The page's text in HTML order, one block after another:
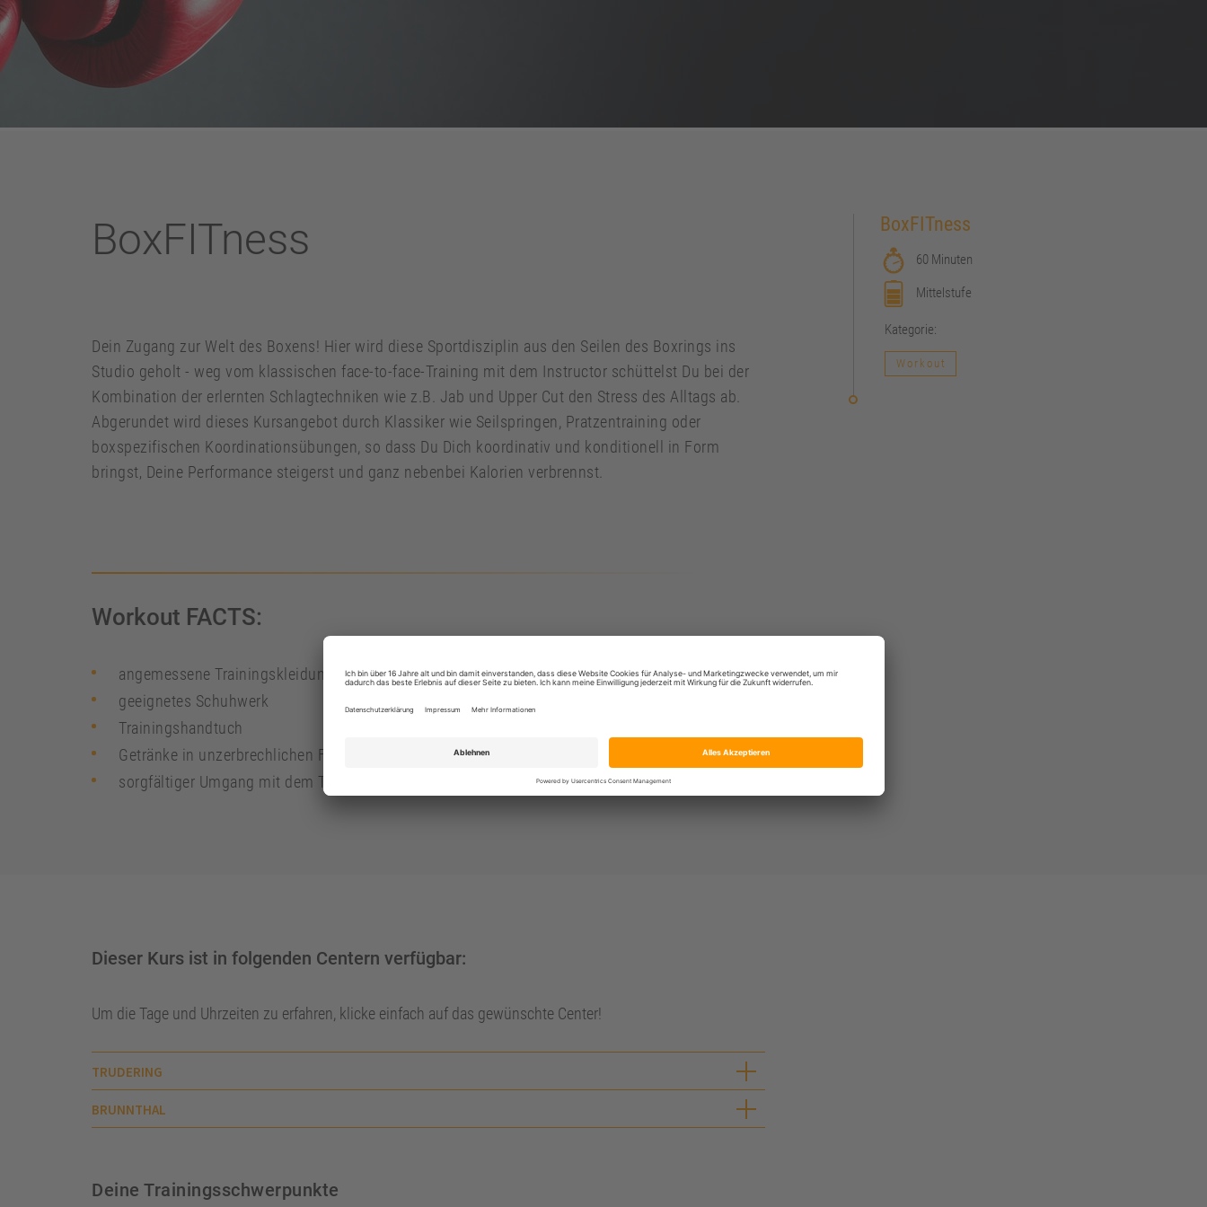
BoxFITness
Dein Zugang zur Welt des Boxens! Hier wird diese Sportdisziplin aus den Seilen des Boxrings ins
Studio geholt - weg vom klassischen face-to-face-Training mit dem Instructor schüttelst Du bei der
Kombination der erlernten Schlagtechniken wie z.B. Jab und Upper Cut den Stress des Alltags ab.
Abgerundet wird dieses Kursangebot durch Klassiker wie Seilspringen, Pratzentraining oder
boxspezifischen Koordinationsübungen, so dass Du Dich koordinativ und konditionell in Form
bringst‚ Deine Performance steigerst und ganz nebenbei Kalorien verbrennst.
Workout FACTS:
angemessene Trainingskleidung
geeignetes Schuhwerk
Trainingshandtuch
Getränke in unzerbrechlichen Flaschen
sorgfältiger Umgang mit dem Trainingsequipment
BoxFITness
60 Minuten
Mittelstufe
Kategorie:
Workout
Dieser Kurs ist in folgenden Centern verfügbar:
Um die Tage und Uhrzeiten zu erfahren, klicke einfach auf das gewünschte Center!
TRUDERING
BRUNNTHAL
Deine Trainingsschwerpunkte